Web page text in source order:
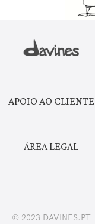
APOIO AO CLIENTE
ÁREA LEGAL
© 2023 DAVINES.PT